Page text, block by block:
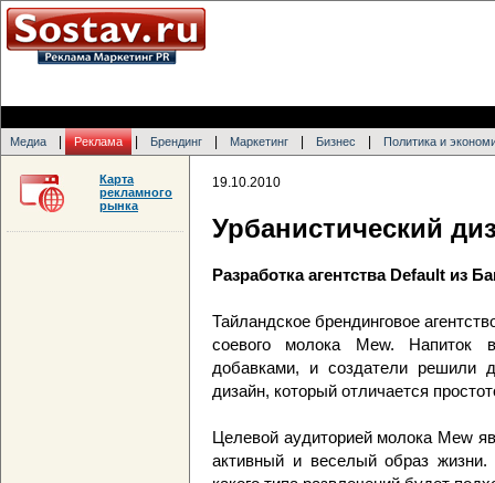
Медиа Реклама Брендинг Маркетинг Бизнес Политика и
19.10.2010
Урбанистический
Разработка агентства Default из
Тайландское брендинговое
соевого молока Mew. Напиток
добавками, и создатели решили
дизайн, который отличается
Целевой аудиторией молока Mew
активный и веселый образ
Карта
рекламного
рынка